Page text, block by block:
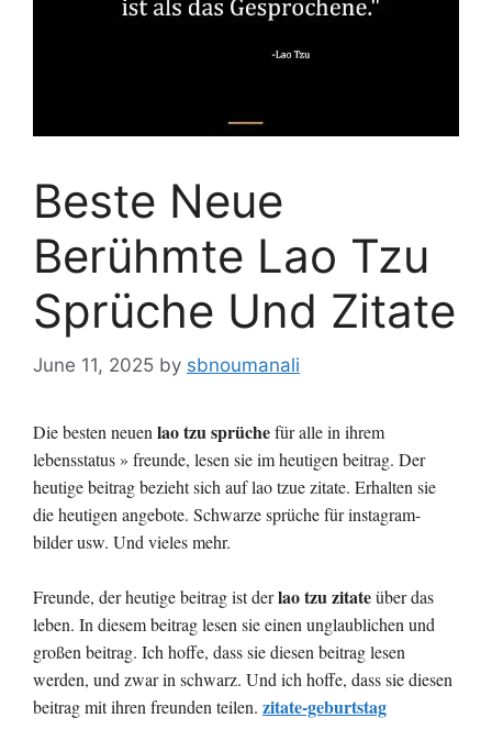
Beste Neue
Berühmte Lao Tzu
Sprüche Und Zitate
June 11, 2025 by sbnoumanali
Die besten neuen lao tzu sprüchefür alle in ihrem
lebensstatus » freunde, lesen sie im heutigen beitrag. Der
heutige beitrag bezieht sich auf lao tzue zitate. Erhalten sie
die heutigen angebote. Schwarze sprüche für instagram-
bilder usw. Und vieles mehr.
Freunde, der heutige beitrag ist derlao tzu zitateüber das
leben. In diesem beitrag lesen sie einen unglaublichen und
großen beitrag. Ich hoffe, dass sie diesen beitrag lesen
werden, und zwar in schwarz. Und ich hoffe, dass sie diesen
beitrag mit ihren freunden teilen. zitate-geburtstag